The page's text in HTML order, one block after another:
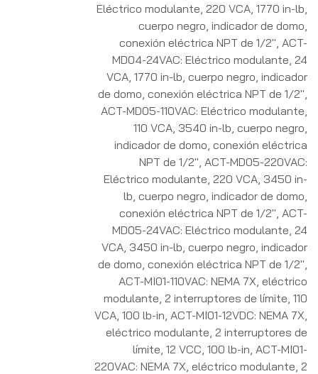
Eléctrico modulante, 220 VCA, 1770 in-lb,
cuerpo negro, indicador de domo,
conexión eléctrica NPT de 1/2" ACT-
MD04-24VAC: Eléctrico modulante, 24
VCA, 1770 in-lb, cuerpo negro, indicador
de domo, conexión eléctrica NPT de 1/2"
ACT-MD05-110VAC: Eléctrico modulante,
110 VCA, 3540 in-lb, cuerpo negro,
indicador de domo, conexión eléctrica
NPT de 1/2" ACT-MD05-220VAC:
Eléctrico modulante, 220 VCA, 3450 in-
lb, cuerpo negro, indicador de domo,
conexión eléctrica NPT de 1/2" ACT-
MD05-24VAC: Eléctrico modulante, 24
VCA, 3450 in-lb, cuerpo negro, indicador
de domo, conexión eléctrica NPT de 1/2"
ACT-MI01-110VAC: NEMA 7X, eléctrico
modulante, 2 interruptores de límite, 110
VCA, 100 lb-in ACT-MI01-12VDC: NEMA 7X,
eléctrico modulante, 2 interruptores de
límite, 12 VCC, 100 lb-in ACT-MI01-
220VAC: NEMA 7X, eléctrico modulante, 2